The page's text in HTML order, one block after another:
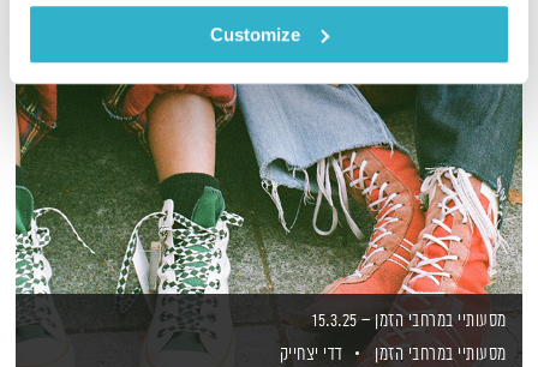
Customize
מסעותיי במרחבי הזמן – 15.3.25
מסעותיי במרחבי הזמן
דדי יצחייק